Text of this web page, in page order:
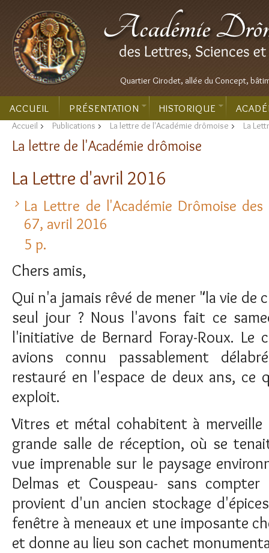
Quartier Girodet, allée du Concept,
ACCUEIL PRÉSENTATION HISTORIQUE
Accueil > Publications > La lettre de l'Académie drômoise > La
La lettre de l'Académie drômoise
La Lettre d'avril 2016
La Lettre de l'Académie Drômoise
67, avril 2016
5 p.
Chers amis,
Qui n'a jamais rêvé de mener "la vie de
seul jour ? Nous l'avons fait ce
l'initiative de Bernard Foray-Roux. Le
avions connu passablement
restauré en l'espace de deux ans, ce
exploit.
Vitres et métal cohabitent à merveille
grande salle de réception, où se
vue imprenable sur le paysage
Delmas et Couspeau- sans
provient d'un ancien stockage
fenêtre à meneaux et une imposante
et donne au lieu son cachet